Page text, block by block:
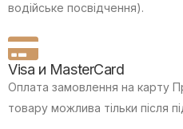
водійське посвідчення).
Visa и MasterCard
Оплата замовлення на карту
товару можлива тільки після